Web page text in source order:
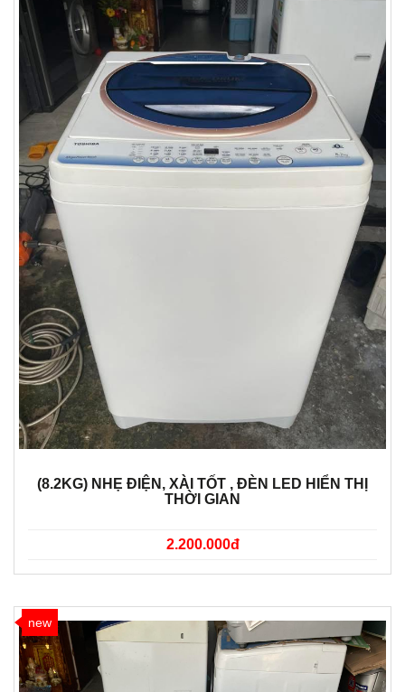
(8.2KG) NHẸ ĐIỆN, XÀI TỐT , ĐÈN LED HIỂN THỊ
THỜI GIAN
2.200.000đ
new